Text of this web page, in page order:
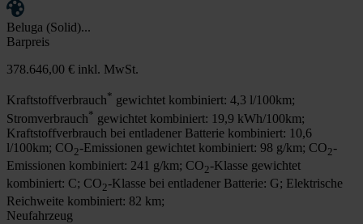
Beluga (Solid)...
Barpreis
378.646,00 € inkl. MwSt.
Kraftstoffverbrauch* gewichtet kombiniert: 4,3 l/100km;
Stromverbrauch* gewichtet kombiniert: 19,9 kWh/100km;
Kraftstoffverbrauch bei entladener Batterie kombiniert: 10,6
l/100km; CO2-Emissionen gewichtet kombiniert: 98 g/km; CO2-
Emissionen kombiniert: 241 g/km; CO2-Klasse gewichtet
kombiniert: C; CO2-Klasse bei entladener Batterie: G; Elektrische
Reichweite kombiniert: 82 km;
Neufahrzeug